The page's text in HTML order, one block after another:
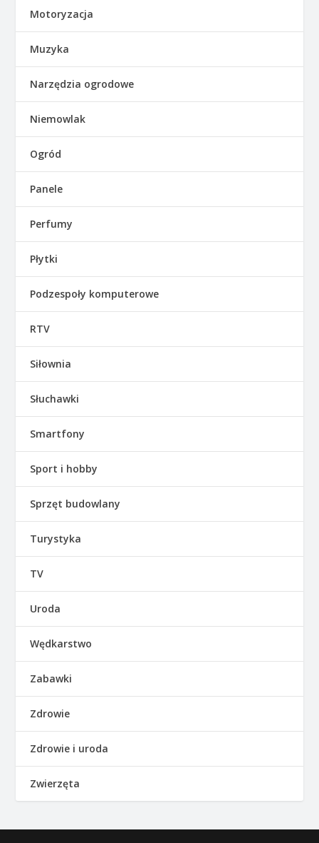
Motoryzacja
Muzyka
Narzędzia ogrodowe
Niemowlak
Ogród
Panele
Perfumy
Płytki
Podzespoły komputerowe
RTV
Siłownia
Słuchawki
Smartfony
Sport i hobby
Sprzęt budowlany
Turystyka
TV
Uroda
Wędkarstwo
Zabawki
Zdrowie
Zdrowie i uroda
Zwierzęta